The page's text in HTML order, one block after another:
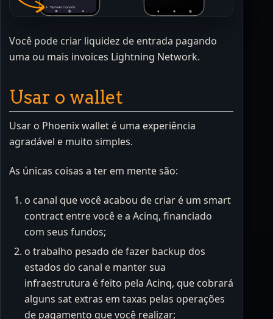
Você pode criar liquidez de entrada pagando
uma ou mais invoices Lightning Network.
Usar o wallet
Usar o Phoenix wallet é uma experiência
agradável e muito simples.
As únicas coisas a ter em mente são:
o canal que você acabou de criar é um smart
contract entre você e a Acinq, financiado
com seus fundos;
o trabalho pesado de fazer backup dos
estados do canal e manter sua
infraestrutura é feito pela Acinq, que cobrará
alguns sat extras em taxas pelas operações
de pagamento que você realizar;